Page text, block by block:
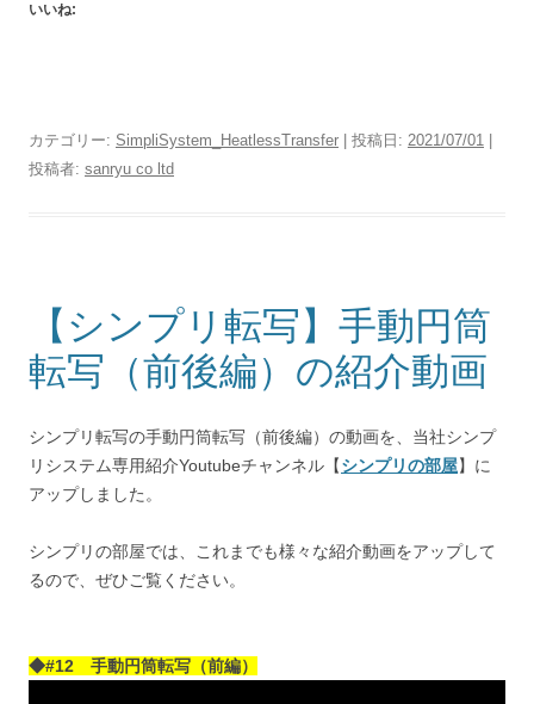
いいね:
カテゴリー: SimpliSystem_HeatlessTransfer | 投稿日: 2021/07/01
投稿者: sanryu co ltd
【シンプリ転写】手動円筒
転写（前後編）の紹介動画
シンプリ転写の手動円筒転写（前後編）の動画を、当社シンプ
リシステム専用紹介Youtubeチャンネル【シンプリの部屋】に
アップしました。
シンプリの部屋では、これまでも様々な紹介動画をアップして
るので、ぜひご覧ください。
◆#12 手動円筒転写（前編）